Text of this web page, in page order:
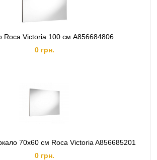
Roca Victoria 100 см A856684806
0 грн.
70х60 см Roca Victoria A856685201
0 грн.